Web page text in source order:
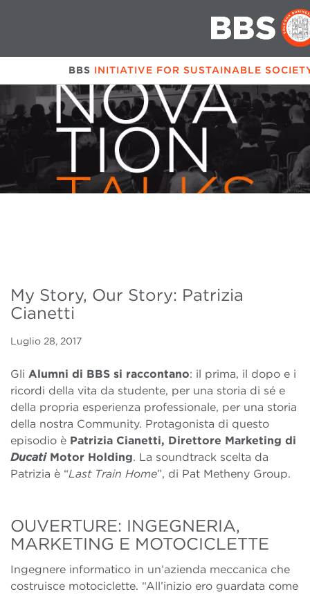
BBS INITIATIVE FOR SUSTAINABLE
My Story, Our Story: Patrizia
Cianetti
Luglio 28, 2017
Gli Alumni di BBS si raccontano: il prima, il dopo e i
ricordi della vita da studente, per una storia di sé e
della propria esperienza professionale, per una storia
della nostra Community. Protagonista di questo
episodio è Patrizia Cianetti, Direttore Marketing di
DucatiMotor Holding. La soundtrack scelta da
Patrizia è “Last Train Home”, di Pat Metheny Group.
OUVERTURE: INGEGNERIA,
MARKETING E MOTOCICLETTE
Ingegnere informatico in un’azienda meccanica che
costruisce motociclette. “All’inizio ero guardata come